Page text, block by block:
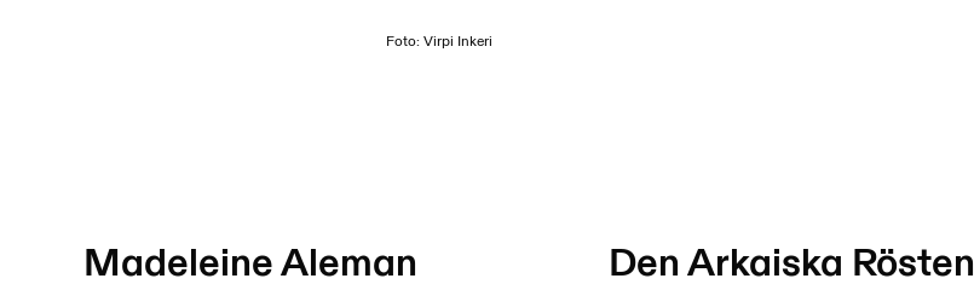
Foto: Virpi Inkeri
Madeleine Aleman Den Arkaiska Rösten